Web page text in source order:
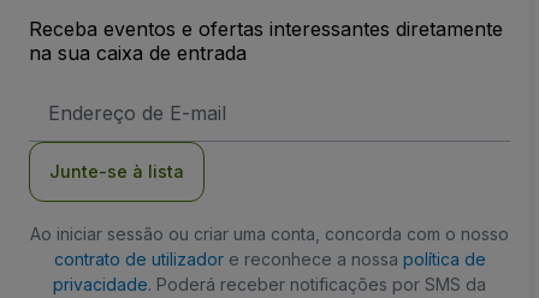
Receba eventos e ofertas interessantes diretamente
na sua caixa de entrada
de
Junte-se à lista
Ao iniciar sessão ou criar uma conta, concorda com o nosso
contrato de utilizadore reconhece a nossa política de
privacidade. Poderá receber notificações por SMS da